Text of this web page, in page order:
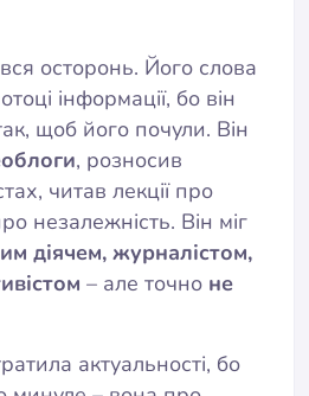
осторонь. Його слова
інформації, бо він
щоб його почули. Він
, розносив
читав лекції про
незалежність. Він міг
діячем, журналістом,
– але точно не
актуальності, бо